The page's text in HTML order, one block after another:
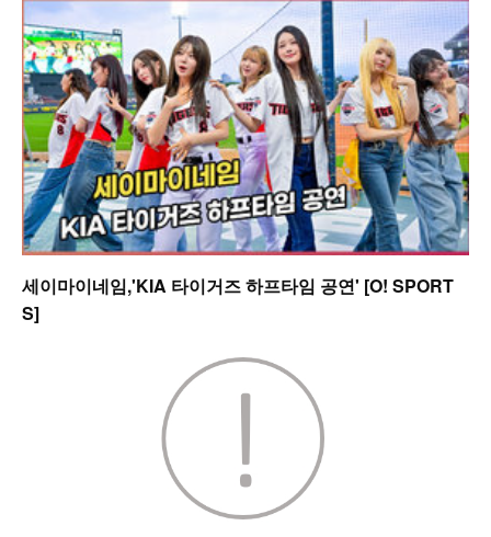
세이마이네임,'KIA 타이거즈 하프타임 공연' [O! SPORT
S]